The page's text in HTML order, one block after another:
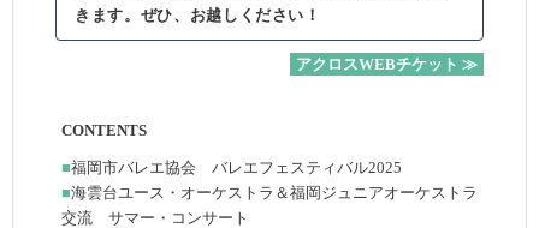
きます。ぜひ、お越しください！
アクロスWEBチケット ≫
CONTENTS
■福岡市バレエ協会 バレエフェスティバル2025
■海雲台ユース・オーケストラ＆福岡ジュニアオーケストラ
交流 サマー・コンサート